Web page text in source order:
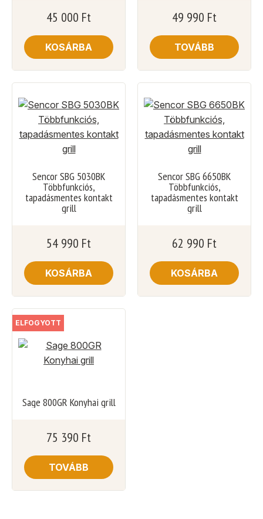
45 000 Ft
KOSÁRBA
49 990 Ft
TOVÁBB
Sencor SBG 5030BK
Többfunkciós,
tapadásmentes kontakt
grill
54 990 Ft
KOSÁRBA
Sencor SBG 6650BK
Többfunkciós,
tapadásmentes kontakt
grill
62 990 Ft
KOSÁRBA
ELFOGYOTT
Sage 800GR Konyhai grill
75 390 Ft
TOVÁBB